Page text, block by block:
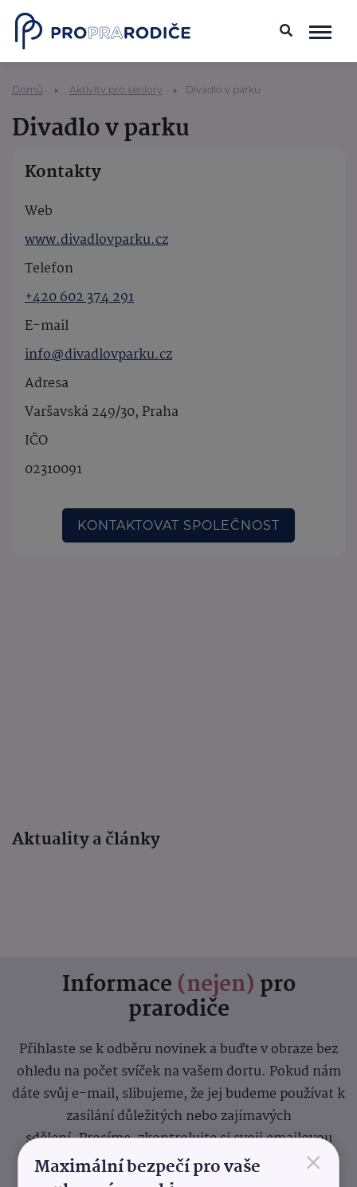
Domů Aktivity pro seniory Divadlo v parku
Divadlo v parku
Kontakty
Web
www.divadlovparku.cz
Telefon
+420 602 374 291
E-mail
info@divadlovparku.cz
Adresa
Varšavská 249/30, Praha
IČO
02310091
KONTAKTOVAT SPOLEČNOST
Aktuality a články
Informace (nejen) pro
prarodiče
Přihlaste se k odběru novinek a buďte v obraze bez
ohledu na počet svíček na vašem dortu. Pokud nám
dáte svůj e-mail, slibujeme, že jej budeme používat k
zasílání důležitých nebo zajímavých
sdělení.Prosíme, zkontrolujte si svoji emailovou
schránku, kam jsme poslali potvrzovací e-mail.
×
Maximální bezpečí pro vaše